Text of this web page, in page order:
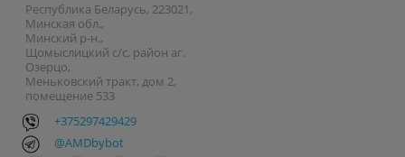
Республика Беларусь, 223021,
Минская обл.,
Минский р-н.,
Щомыслицкий с/с, район аг.
Озерцо,
Меньковский тракт, дом 2,
помещение 533
+375297429429
@AMDbybot